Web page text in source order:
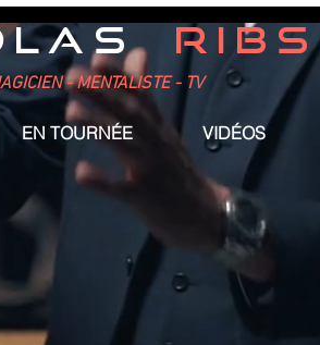
RIBS
- MENTALISTE - TV
EN TOURNÉE VIDÉOS